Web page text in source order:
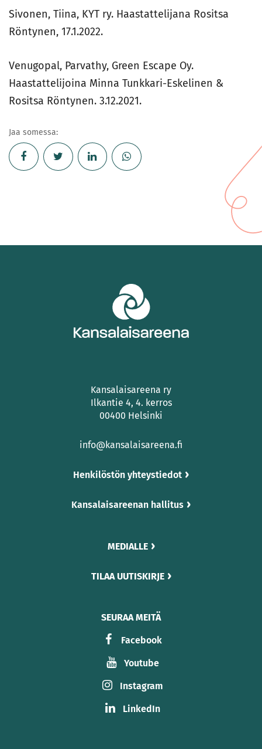
Sivonen, Tiina, KYT ry. Haastattelijana Rositsa
Röntynen, 17.1.2022.
Venugopal, Parvathy, Green Escape Oy.
Haastattelijoina Minna Tunkkari-Eskelinen &
Rositsa Röntynen. 3.12.2021.
Jaa somessa:
Kansalaisareena ry
Ilkantie 4, 4. kerros
00400 Helsinki
info@kansalaisareena.fi
Henkilöstön yhteystiedot
Kansalaisareenan hallitus
MEDIALLE
TILAA UUTISKIRJE
SEURAA MEITÄ
Facebook
Youtube
Instagram
LinkedIn